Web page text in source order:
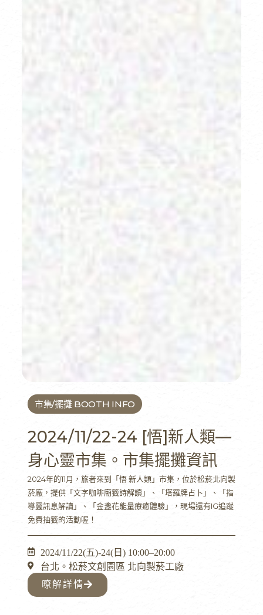
市集/擺攤 BOOTH INFO
2024/11/22-24 [悟]新人類—
身心靈市集。市集擺攤資訊
2024年的11月，旅者來到「悟 新人類」市集，位於松菸北向製
菸廠，提供「文字咖啡廟籤詩解讀」、「塔羅牌占卜」、「指
導靈訊息解讀」、「金盞花能量療癒體驗」，現場還有IG追蹤
免費抽籤的活動喔！
2024/11/22(五)-24(日) 10:00–20:00
台北。松菸文創園區 北向製菸工廠
暸解詳情